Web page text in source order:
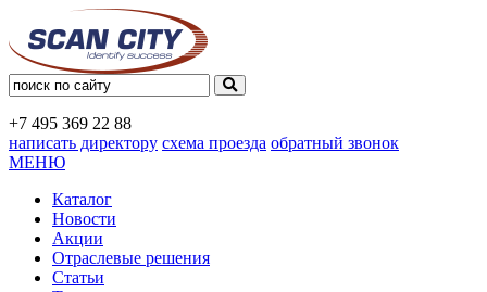
+7 495 369 22 88
написать директору схема проезда обратный звонок
МЕНЮ
Каталог
Новости
Акции
Отраслевые решения
Статьи